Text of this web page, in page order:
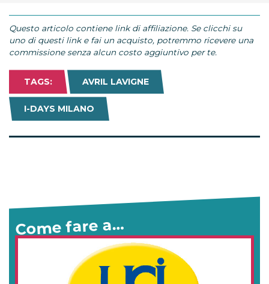
Questo articolo contiene link di affiliazione. Se clicchi su
uno di questi link e fai un acquisto, potremmo ricevere una
commissione senza alcun costo aggiuntivo per te.
TAGS: AVRIL LAVIGNE
I-DAYS MILANO
Come fare a…